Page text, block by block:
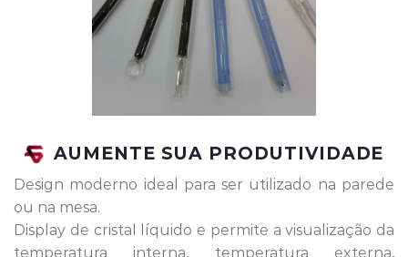
AUMENTE SUA PRODUTIVIDADE
Design moderno ideal para ser utilizado na parede
ou na mesa.
Display de cristal líquido e permite a visualização da
temperatura interna, temperatura externa,